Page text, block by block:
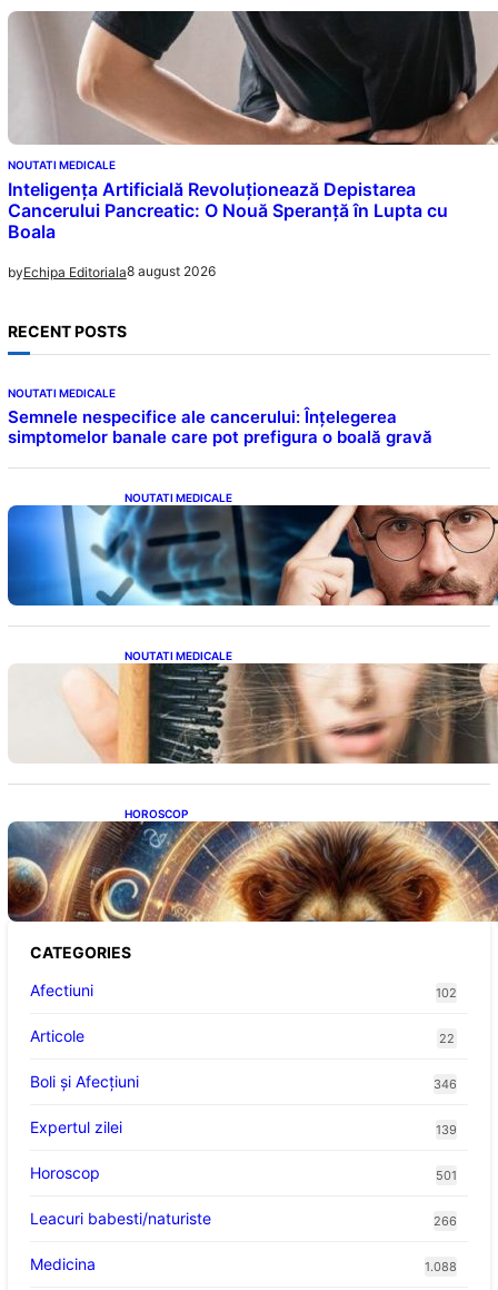
NOUTATI MEDICALE
Inteligența Artificială Revoluționează Depistarea
Cancerului Pancreatic: O Nouă Speranță în Lupta cu
Boala
byEchipa Editoriala8 august 2026
RECENT POSTS
NOUTATI MEDICALE
Semnele nespecifice ale cancerului: Înțelegerea
simptomelor banale care pot prefigura o boală gravă
NOUTATI MEDICALE
Inteligența dincolo de note: Semnele unui IQ
ridicat care nu țin de școală
NOUTATI MEDICALE
Semnele unei deficiențe de proteine:
Impactul asupra sănătății tale
HOROSCOP
Portalul Leului 8/8: Oportunități de
Abundență pentru Cinci Zodii în 2026
CATEGORIES
Afectiuni
102
Articole 22
Boli și Afecțiuni 346
Expertul zilei 139
Horoscop 501
Leacuri babesti/naturiste 266
Medicina 1.088